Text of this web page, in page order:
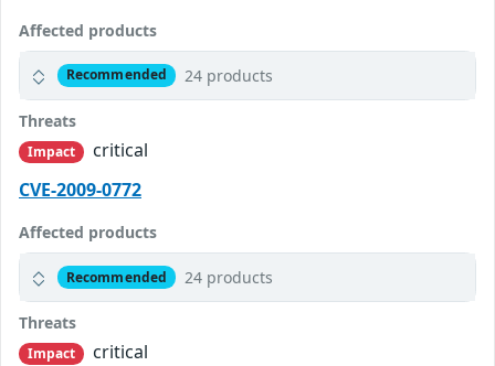
Affected products
Recommended 24 products
Threats
Impact
critical
CVE-2009-0772
Affected products
Recommended 24 products
Threats
Impact
critical